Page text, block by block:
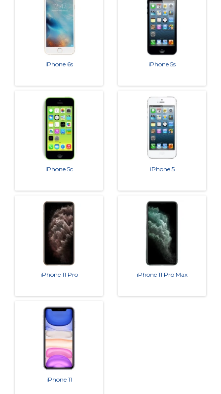
iPhone 6s iPhone 5s
iPhone 5c iPhone 5
iPhone 11 Pro iPhone 11 Pro Max
iPhone 11